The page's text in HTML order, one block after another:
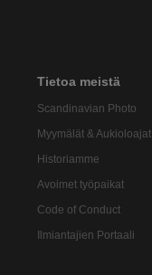
Tietoa meistä
Scandinavian Photo
Myymälät & Aukioloajat
Historiamme
Avoimet työpaikat
Code of Conduct
Ilmiantajien Portaali